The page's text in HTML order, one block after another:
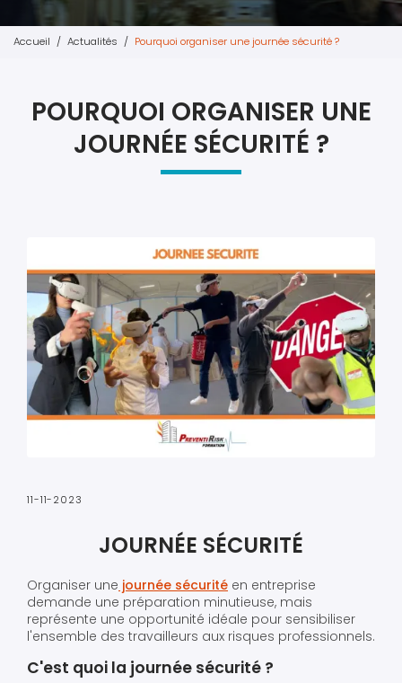
Accueil Actualités Pourquoi organiser une journée sécurité ?
POURQUOI ORGANISER UNE
JOURNÉE SÉCURITÉ ?
11-11-2023
JOURNÉE SÉCURITÉ
Organiser une journée sécurité en entreprise
demande une préparation minutieuse, mais
représente une opportunité idéale pour sensibiliser
l'ensemble des travailleurs aux risques professionnels.
C'est quoi la journée sécurité ?